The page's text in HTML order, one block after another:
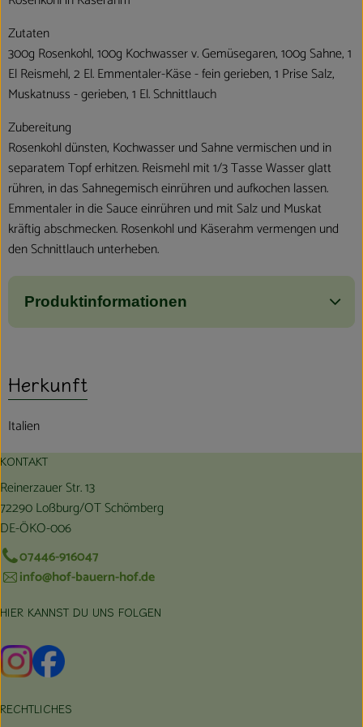
Zutaten
300g Rosenkohl, 100g Kochwasser v. Gemüsegaren, 100g Sahne, 1
El Reismehl, 2 El. Emmentaler-Käse - fein gerieben, 1 Prise Salz,
Muskatnuss - gerieben, 1 El. Schnittlauch
Zubereitung
Rosenkohl dünsten, Kochwasser und Sahne vermischen und in
separatem Topf erhitzen. Reismehl mit 1/3 Tasse Wasser glatt
rühren, in das Sahnegemisch einrühren und aufkochen lassen.
Emmentaler in die Sauce einrühren und mit Salz und Muskat
kräftig abschmecken. Rosenkohl und Käserahm vermengen und
den Schnittlauch unterheben.
Produktinformationen
Herkunft
Italien
KONTAKT
Reinerzauer Str. 13
72290 Loßburg/OT Schömberg
DE-ÖKO-006
07446-916047
info@hof-bauern-hof.de
HIER KANNST DU UNS FOLGEN
Externer Link zu https://www.instagram.com/hofbauernhof/
Externer Link zu https://www.facebook.com/
RECHTLICHES